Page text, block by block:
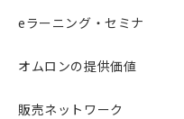
eラーニング・セミナ
オムロンの提供価値
販売ネットワーク